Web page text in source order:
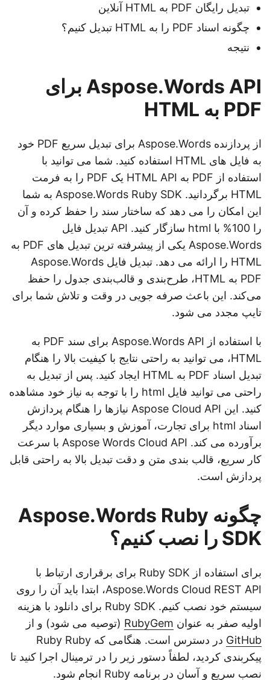
تبدیل رایگان PDF به HTML آنلاین
چگونه اسناد PDF را به HTML تبدیل کنیم؟
نتیجه
Aspose.Words API برای
PDF به HTML
از پردازنده Aspose.Words برای تبدیل سریع PDF خود
به فایل های HTML استفاده کنید. شما می توانید با
استفاده از PDF به HTML API یک PDF را به فرمت
HTML برگردانید. Aspose.Words Ruby SDK به شما
این امکان را می دهد که ساختار سند را حفظ کرده و آن
را 100% با html سازگار کنید. API تبدیل فایل
Aspose.Words یکی از پیشرفته ترین تبدیل های PDF به
HTML را ارائه می دهد. تبدیل فایل Aspose.Words
PDF به HTML، طرح‌بندی و قالب‌بندی جدول را حفظ
می‌کند. این باعث صرفه جویی در وقت و تلاش شما برای
تایپ مجدد می شود.
با استفاده از Aspose.Words API برای سند PDF به
HTML، می توانید به راحتی نتایج با کیفیت بالا را هنگام
تبدیل اسناد PDF به HTML ایجاد کنید. پس از تبدیل به
راحتی می توانید فایل html را با توجه به نیاز خود مشاهده
کنید. این Aspose Cloud API نیازها را هنگام پردازش
اسناد html برای تجارت، آموزش و بسیاری موارد دیگر
برآورده می کند. Aspose Words Cloud API با سرعت
کار سریع، قالب بندی متن و دقت تبدیل بالا به راحتی قابل
پردازش است.
چگونه Aspose.Words Ruby
SDK را نصب کنیم؟
برای استفاده از Ruby SDK برای برقراری ارتباط با
Aspose.Words Cloud REST API، ابتدا باید آن را روی
سیستم خود نصب کنیم. Ruby SDK برای دانلود با هزینه
اولیه صفر به عنوانRubyGem(توصیه می شود) و از
GitHub
در دسترس است. هنگامی که Ruby Ruby
پیکربندی کردید، لطفاً دستور زیر را در ترمینال اجرا کنید تا
نصب سریع و آسان در برنامه Ruby انجام شود.